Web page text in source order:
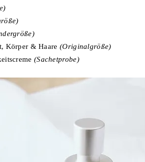
Körper & Haare (Originalgröße)
(Sachetprobe)